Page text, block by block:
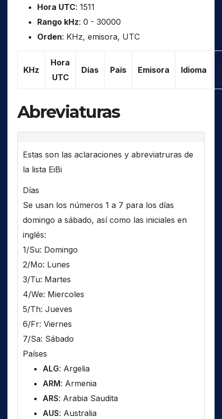
Hora UTC: 1511
Rango kHz: 0 - 30000
Orden: KHz, emisora, UTC
KHz
Hora
UTC
Días País Emisora Idioma
Abreviaturas
Estas son las aclaraciones y abreviatruras de
la lista EiBi
Días
Se usan los números 1 a 7 para los días
domingo a sábado, así como las iniciales en
inglés:
1/Su: Domingo
2/Mo: Lunes
3/Tu: Martes
4/We: Miercoles
5/Th: Jueves
6/Fr: Viernes
7/Sa: Sábado
Países
ALG: Argelia
ARM: Armenia
ARS: Arabia Saudita
AUS: Australia